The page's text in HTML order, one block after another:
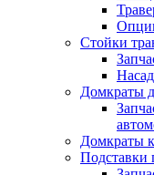
Стойки
Домкраты
Домкраты
Подставки